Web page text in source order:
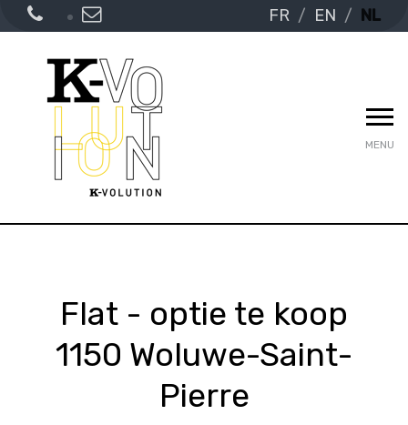
FR EN NL
MENU
Flat - optie te koop
1150 Woluwe-Saint-
Pierre